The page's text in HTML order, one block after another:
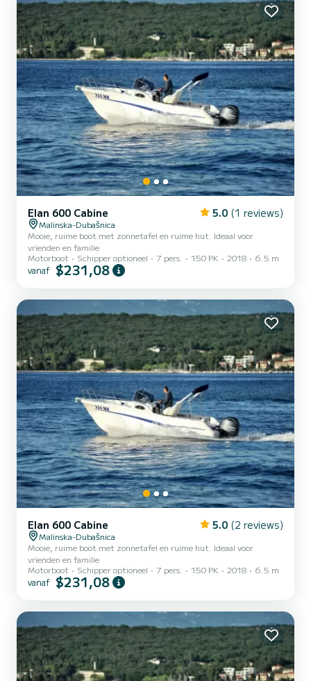
Elan 600 Cabine 5.0 (1 reviews)
Malinska-Dubašnica
Mooie, ruime boot met zonnetafel en ruime hut. Ideaal voor
vrienden en familie
Motorboot
Schipper optioneel 7 pers. 150 PK 2018 6.5 m
vanaf $231,08
Elan 600 Cabine 5.0 (2 reviews)
Malinska-Dubašnica
Mooie, ruime boot met zonnetafel en ruime hut. Ideaal voor
vrienden en familie
Motorboot
Schipper optioneel 7 pers. 150 PK 2018 6.5 m
vanaf $231,08